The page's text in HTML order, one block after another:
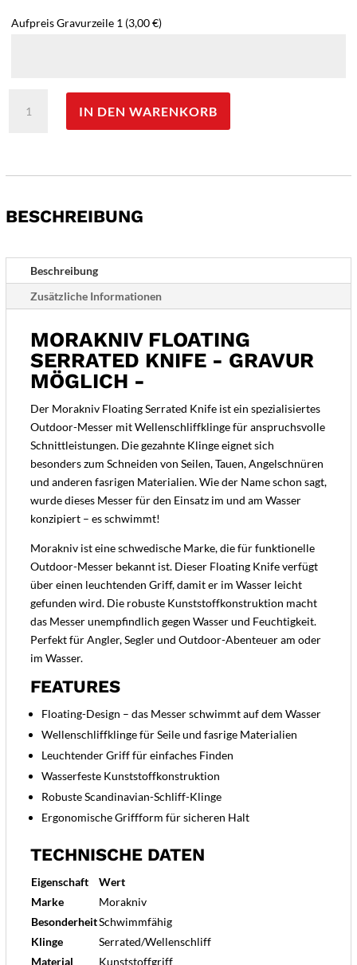
Aufpreis Gravurzeile 1 (3,00 €)
FLOATING
möglich
-
IN DEN WARENKORB
BESCHREIBUNG
Beschreibung
Zusätzliche Informationen
MORAKNIV FLOATING
SERRATED KNIFE - GRAVUR
MÖGLICH -
Der Morakniv Floating Serrated Knife ist ein spezialisiertes
Outdoor-Messer mit Wellenschliffklinge für anspruchsvolle
Schnittleistungen. Die gezahnte Klinge eignet sich
besonders zum Schneiden von Seilen, Tauen, Angelschnüren
und anderen fasrigen Materialien. Wie der Name schon sagt,
wurde dieses Messer für den Einsatz im und am Wasser
konzipiert – es schwimmt!
Morakniv ist eine schwedische Marke, die für funktionelle
Outdoor-Messer bekannt ist. Dieser Floating Knife verfügt
über einen leuchtenden Griff, damit er im Wasser leicht
gefunden wird. Die robuste Kunststoffkonstruktion macht
das Messer unempfindlich gegen Wasser und Feuchtigkeit.
Perfekt für Angler, Segler und Outdoor-Abenteuer am oder
im Wasser.
FEATURES
Floating-Design – das Messer schwimmt auf dem Wasser
Wellenschliffklinge für Seile und fasrige Materialien
Leuchtender Griff für einfaches Finden
Wasserfeste Kunststoffkonstruktion
Robuste Scandinavian-Schliff-Klinge
Ergonomische Griffform für sicheren Halt
TECHNISCHE DATEN
Eigenschaft
Wert
Marke
Morakniv
BesonderheitSchwimmfähig
Klinge
Serrated/Wellenschliff
Material
Kunststoffgriff